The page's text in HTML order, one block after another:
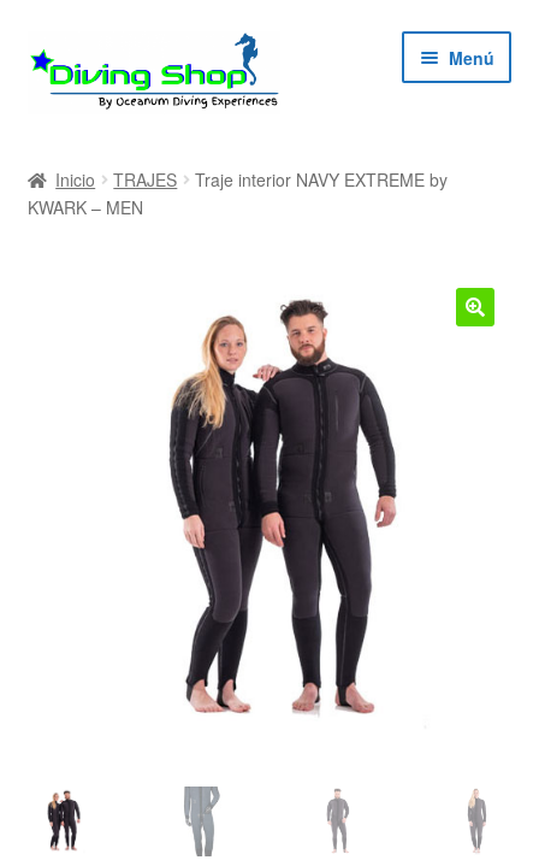
aal
contenido
Menú
Inicio TRAJES
Traje interior NAVY EXTREME by
KWARK – MEN